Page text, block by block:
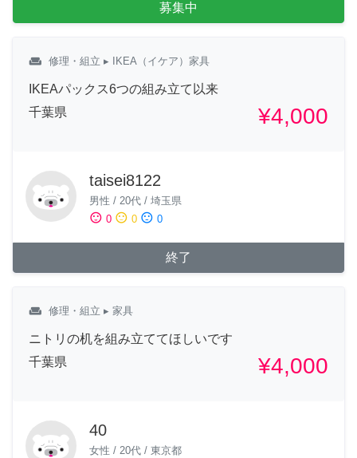
募集中
weekend 修理・組立 ▸ IKEA（イケア）家具
IKEAパックス6つの組み立て以来
千葉県
¥4,000
taisei8122
男性 / 20代 / 埼玉県
sentiment_satisfied 0 sentiment_neutral 0 sentiment_dissatisfied 0
終了
weekend 修理・組立 ▸ 家具
ニトリの机を組み立ててほしいです
千葉県
¥4,000
40
女性 / 20代 / 東京都